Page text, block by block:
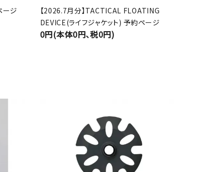
ージ
【2026.7月分】TACTICAL FLOATING
DEVICE(ライフジャケット) 予約ページ
0円(本体0円、税0円)